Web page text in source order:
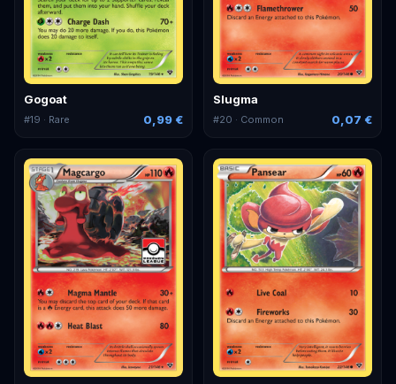
Gogoat
#19 · Rare 0,99 €
Slugma
#20 · Common 0,07 €